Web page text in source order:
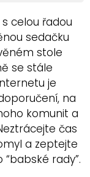
celou řadou
sedačku
stole
se stále
je
na
komunit a
čas
a zeptejte
rady”.